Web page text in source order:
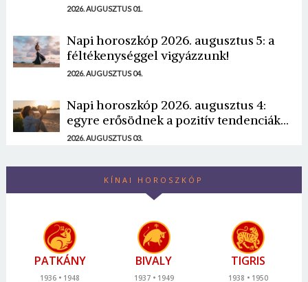
2026. AUGUSZTUS 01.
Napi horoszkóp 2026. augusztus 5: a
féltékenységgel vigyázzunk!
2026. AUGUSZTUS 04.
Napi horoszkóp 2026. augusztus 4:
egyre erősödnek a pozitív tendenciák...
2026. AUGUSZTUS 03.
KÍNAI HOROSZKÓP
PATKÁNY
1936
1948
BIVALY
1937
1949
TIGRIS
1938
1950